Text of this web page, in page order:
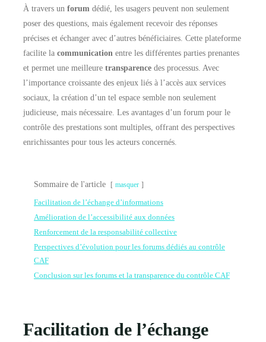
À travers un forumdédié, les usagers peuvent non seulement
poser des questions, mais également recevoir des réponses
précises et échanger avec d’autres bénéficiaires. Cette plateforme
facilite la communicationentre les différentes parties prenantes
et permet une meilleure transparencedes processus. Avec
l’importance croissante des enjeux liés à l’accès aux services
sociaux, la création d’un tel espace semble non seulement
judicieuse, mais nécessaire. Les avantages d’un forum pour le
contrôle des prestations sont multiples, offrant des perspectives
enrichissantes pour tous les acteurs concernés.
Sommaire de l'article masquer
Facilitation de l’échange d’informations
Amélioration de l’accessibilité aux données
Renforcement de la responsabilité collective
Perspectives d’évolution pour les forums dédiés au contrôle
CAF
Conclusion sur les forums et la transparence du contrôle CAF
Facilitation de l’échange